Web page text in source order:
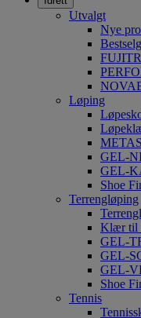
Utvalgt
Nye
Løping
GEL-
GEL-
Shoe
Terrengløping
Klær til
GEL-
GEL-
GEL-
Shoe
Tennis